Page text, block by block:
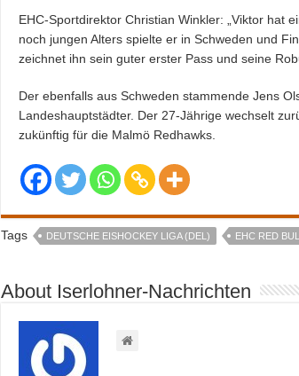
EHC-Sportdirektor Christian Winkler: „Viktor hat
noch jungen Alters spielte er in Schweden und
zeichnet ihn sein guter erster Pass und seine
Der ebenfalls aus Schweden stammende Jens
Landeshauptstädter. Der 27-Jährige wechselt
zukünftig für die Malmö Redhawks.
Tags DEUTSCHE EISHOCKEY LIGA (DEL) EHC RED
About Iserlohner-Nachrichten